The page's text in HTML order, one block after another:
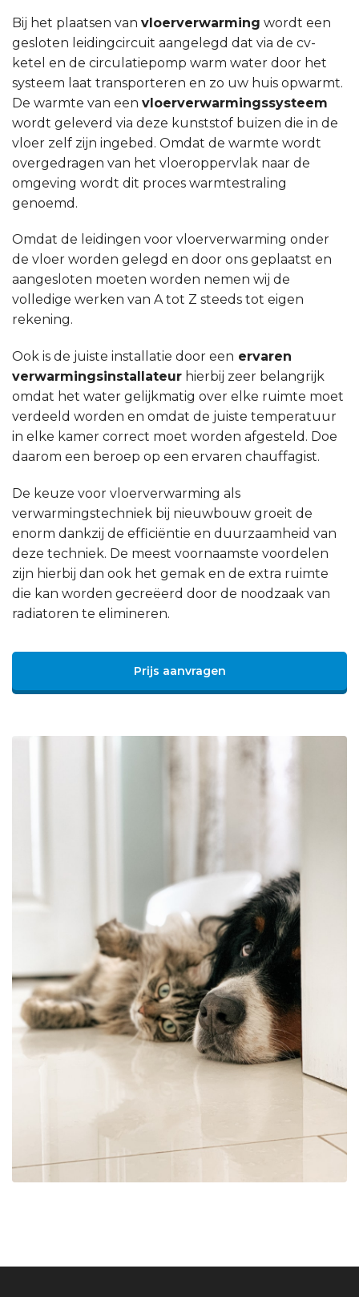
Bij het plaatsen van vloerverwarming wordt een
gesloten leidingcircuit aangelegd dat via de cv-
ketel en de circulatiepomp warm water door het
systeem laat transporteren en zo uw huis opwarmt.
De warmte van een vloerverwarmingssysteem
wordt geleverd via deze kunststof buizen die in de
vloer zelf zijn ingebed. Omdat de warmte wordt
overgedragen van het vloeroppervlak naar de
omgeving wordt dit proces warmtestraling
genoemd.
Omdat de leidingen voor vloerverwarming onder
de vloer worden gelegd en door ons geplaatst en
aangesloten moeten worden nemen wij de
volledige werken van A tot Z steeds tot eigen
rekening.
Ook is de juiste installatie door een ervaren
verwarmingsinstallateur hierbij zeer belangrijk
omdat het water gelijkmatig over elke ruimte moet
verdeeld worden en omdat de juiste temperatuur
in elke kamer correct moet worden afgesteld. Doe
daarom een beroep op een ervaren chauffagist.
De keuze voor vloerverwarming als
verwarmingstechniek bij nieuwbouw groeit de
enorm dankzij de efficiëntie en duurzaamheid van
deze techniek. De meest voornaamste voordelen
zijn hierbij dan ook het gemak en de extra ruimte
die kan worden gecreëerd door de noodzaak van
radiatoren te elimineren.
Prijs aanvragen